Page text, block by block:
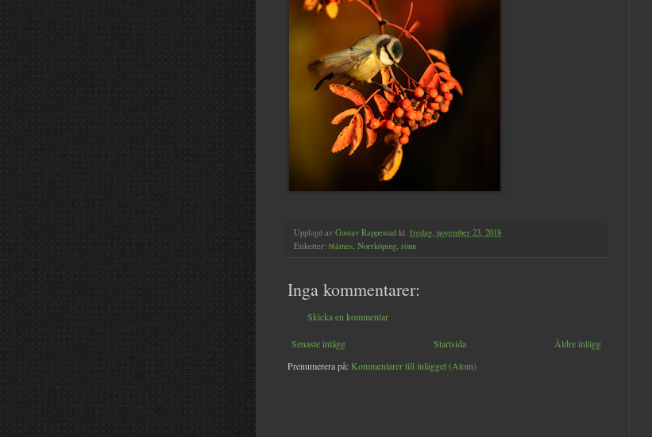
Upplagd av Gustav Rappestad kl. fredag, november 23, 2018
Etiketter: blåmes, Norrköping, rönn
Inga kommentarer:
Skicka en kommentar
Senaste inlägg Äldre inlägg
Startsida
Prenumerera på: Kommentarer till inlägget (Atom)